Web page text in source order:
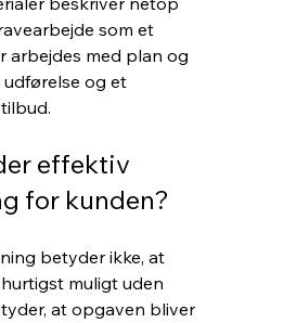
som et
arbejdes med plan og
og et
effektiv
for kunden?
betyder ikke, at
muligt uden
at opgaven bliver